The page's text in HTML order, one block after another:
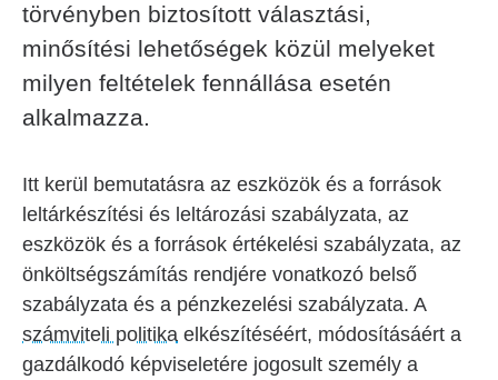
törvényben biztosított választási,
minősítési lehetőségek közül melyeket
milyen feltételek fennállása esetén
alkalmazza.
Itt kerül bemutatásra az eszközök és a források
leltárkészítési és leltározási szabályzata, az
eszközök és a források értékelési szabályzata, az
önköltségszámítás rendjére vonatkozó belső
szabályzata és a pénzkezelési szabályzata. A
számviteli politika elkészítéséért, módosításáért a
gazdálkodó képviseletére jogosult személy a